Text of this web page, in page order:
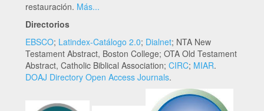
restauración. Más...
Directorios
EBSCO; Latindex-Catálogo 2.0; Dialnet; NTA New
Testament Abstract, Boston College; OTA Old Testament
Abstract, Catholic Biblical Association; CIRC; MIAR.
DOAJ Directory Open Access Journals.